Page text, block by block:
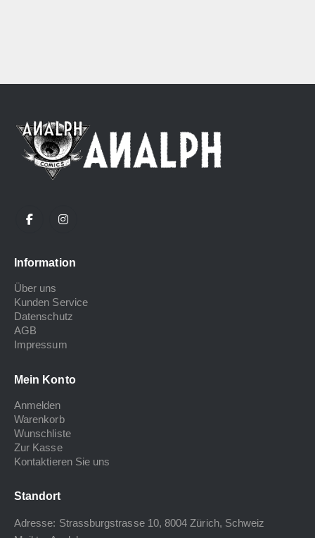
Information
Über uns
Kunden Service
Datenschutz
AGB
Impressum
Mein Konto
Anmelden
Warenkorb
Wunschliste
Zur Kasse
Kontaktieren Sie uns
Standort
Adresse: Strassburgstrasse 10, 8004 Zürich, Schweiz